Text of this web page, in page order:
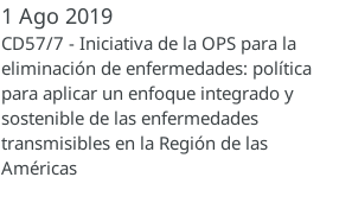
1 Ago 2019
CD57/7 - Iniciativa de la OPS para la
eliminación de enfermedades: política
para aplicar un enfoque integrado y
sostenible de las enfermedades
transmisibles en la Región de las
Américas